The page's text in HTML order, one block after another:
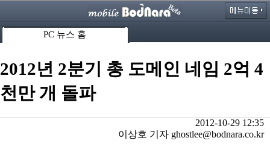
PC 뉴스 홈
2012년 2분기 총 도메인 네임 2억 4
천만 개 돌파
2012-10-29 12:35
이상호 기자 ghostlee@bodnara.co.kr